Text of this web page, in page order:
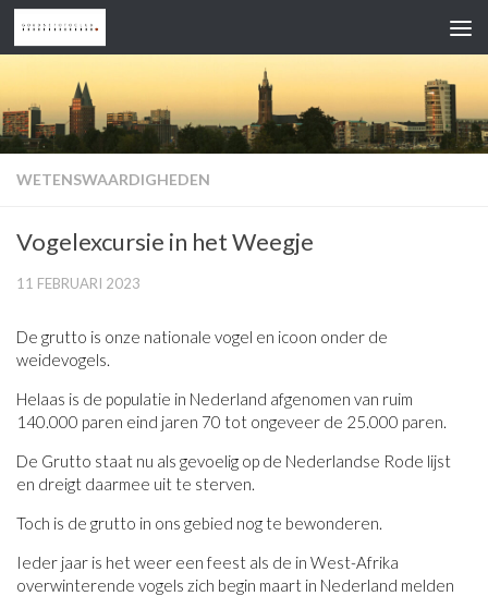
Doorgaan naar inhoud
WETENSWAARDIGHEDEN
Vogelexcursie in het Weegje
11 FEBRUARI 2023
De grutto is onze nationale vogel en icoon onder de
weidevogels.
Helaas is de populatie in Nederland afgenomen van ruim
140.000 paren eind jaren 70 tot ongeveer de 25.000 paren.
De Grutto staat nu als gevoelig op de Nederlandse Rode lijst
en dreigt daarmee uit te sterven.
Toch is de grutto in ons gebied nog te bewonderen.
Ieder jaar is het weer een feest als de in West-Afrika
overwinterende vogels zich begin maart in Nederland melden